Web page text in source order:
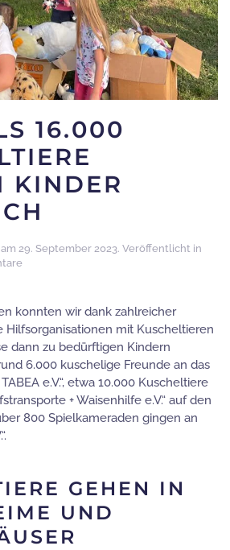
16.000
KINDER
am 29. September 2023. Veröffentlicht in
zu
16.000
machen
Kinder
glücklich
konnten wir dank zahlreicher
Hilfsorganisationen mit Kuscheltieren
dann zu bedürftigen Kindern
6.000 kuschelige Freunde an das
e.V.“, etwa 10.000 Kuscheltiere
+ Waisenhilfe e.V.“ auf den
800 Spielkameraden gingen an
GEHEN IN
UND